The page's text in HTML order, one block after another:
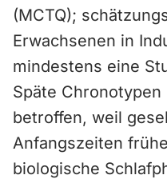
(MCTQ);
Erwachsenen in
mindestens eine
Späte
betroffen, weil
Anfangszeiten
biologische